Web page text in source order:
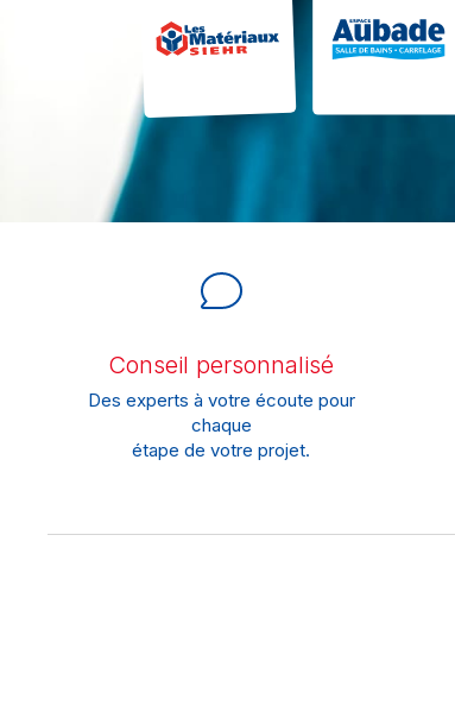
Conseil personnalisé
Des experts à votre écoute pour
chaque
étape de votre projet.